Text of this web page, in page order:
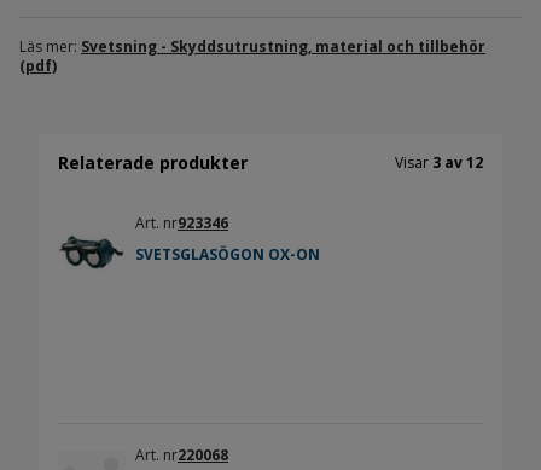
Läs mer: Svetsning - Skyddsutrustning, material och tillbehör
(pdf)
Relaterade produkter Visar 3 av 12
Art. nr923346
SVETSGLASÖGON OX-ON
Art. nr220068